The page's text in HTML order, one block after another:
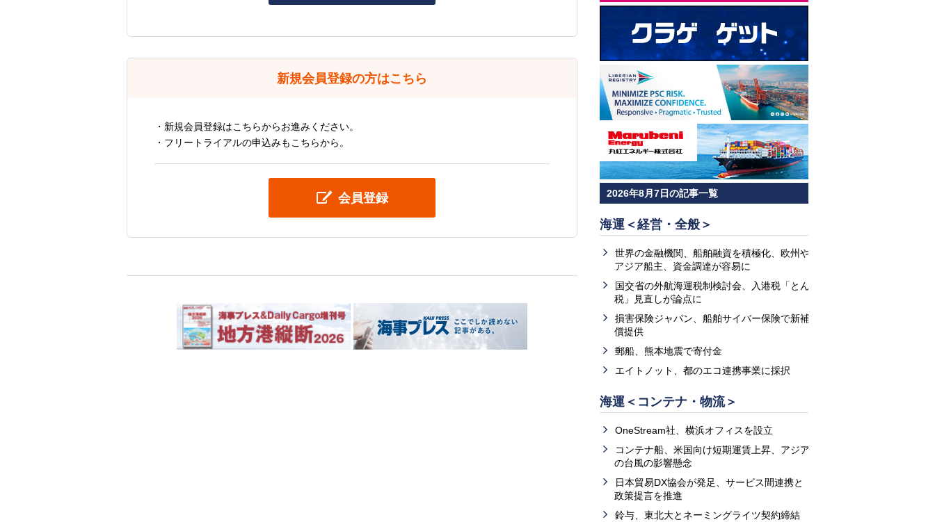
新規会員登録の方はこちら
・新規会員登録はこちらからお進みください。
・フリートライアルの申込みもこちらから。
会員登録 2026年8月7日の記事一覧
海運＜経営・全般＞
世界の金融機関、船舶融資を積極化、欧州や
アジア船主、資金調達が容易に
国交省の外航海運税制検討会、入港税「とん
税」見直しが論点に
損害保険ジャパン、船舶サイバー保険で新補
償提供
郵船、熊本地震で寄付金
エイトノット、都のエコ連携事業に採択
海運＜コンテナ・物流＞
OneStream社、横浜オフィスを設立
コンテナ船、米国向け短期運賃上昇、アジア
の台風の影響懸念
日本貿易DX協会が発足、サービス間連携と
政策提言を推進
鈴与、東北大とネーミングライツ契約締結